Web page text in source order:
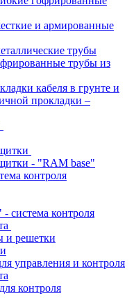
и армированные
трубы
трубы из
кабеля в грунте и
прокладки –
- "RAM base"
контроля
система контроля
и решетки
управления и контроля
контроля